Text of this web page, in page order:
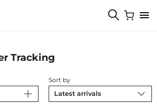
Tracking
Sort by
Latest arrivals